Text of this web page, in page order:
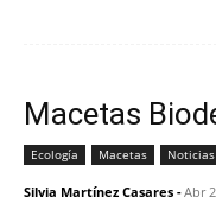
Macetas
Ecología Macetas Noticias
Silvia Martínez Casares -Abr